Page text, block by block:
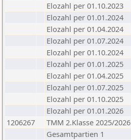
Elozahl per 01.10.2023
Elozahl per 01.01.2024
Elozahl per 01.04.2024
Elozahl per 01.07.2024
Elozahl per 01.10.2024
Elozahl per 01.01.2025
Elozahl per 01.04.2025
Elozahl per 01.07.2025
Elozahl per 01.10.2025
Elozahl per 01.01.2026
1206267
TMM 2.Klasse 2025/2026
Gesamtpartien 1